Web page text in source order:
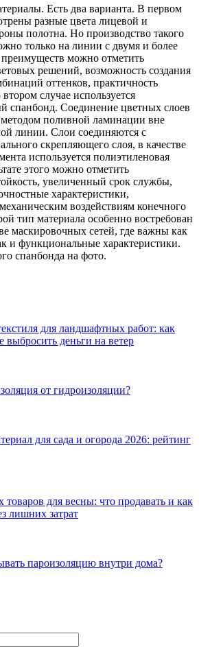
Есть два варианта. В первом
разные цвета лицевой и
полотна. Но производство такого
только на линии с двумя и более
можно отметить
решений, возможность создания
оттенков, практичность
случае используется
спанбонд. Соединение цветных слоев
методом поливной ламинации вне
линии. Слои соединяются с
скрепляющего слоя, в качестве
используется полиэтиленовая
этого можно отметить
увеличенный срок службы,
характеристики,
воздействиям конечного
тип материала особенно востребован
маскировочных сетей, где важны как
и функциональные характеристики.
спанбонда на фото.
для ландшафтных работ: как
выбросить деньги на ветер
от гидроизоляции?
для сада и огорода 2026: рейтинг
для весны: что продавать и как
лишних затрат
пароизоляцию внутри дома?